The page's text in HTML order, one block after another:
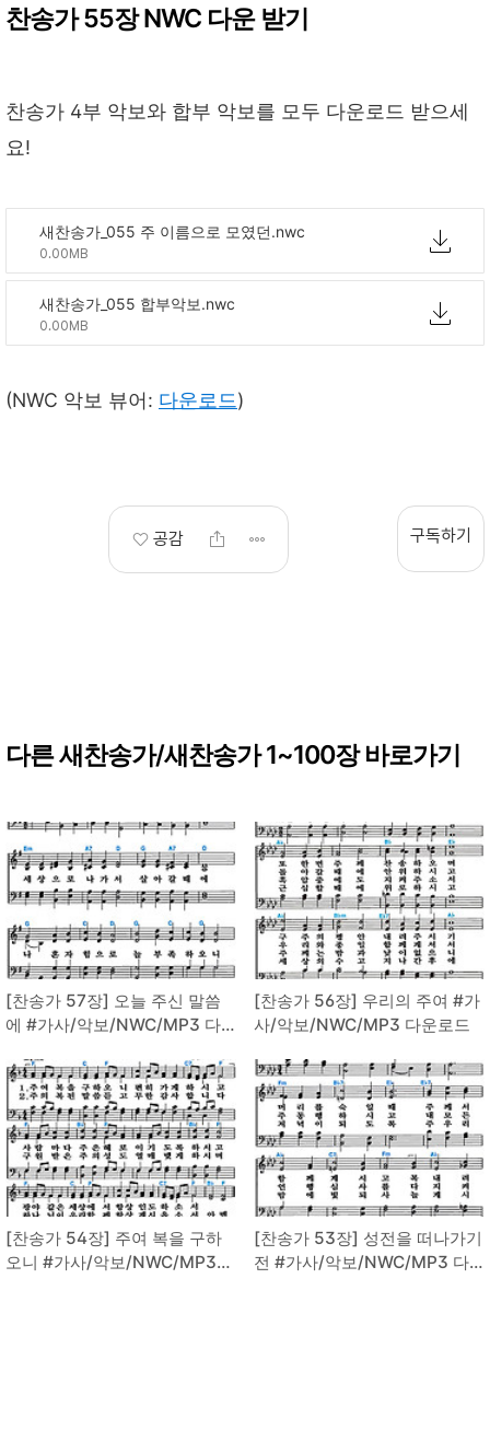
찬송가 55장 NWC 다운 받기
찬송가 4부 악보와 합부 악보를 모두 다운로드 받으세
요!
새찬송가_055 주 이름으로 모였던.nwc
0.00MB
새찬송가_055 합부악보.nwc
0.00MB
(NWC 악보 뷰어: 다운로드)
공감 구독하기
다른 새찬송가/새찬송가 1~100장 바로가기
[찬송가 57장] 오늘 주신 말씀
에 #가사/악보/NWC/MP3 다
[찬송가 56장] 우리의 주여 #가
사/악보/NWC/MP3 다운로드
[찬송가 54장] 주여 복을 구하
오니 #가사/악보/NWC/MP3
[찬송가 53장] 성전을 떠나가기
전 #가사/악보/NWC/MP3 다